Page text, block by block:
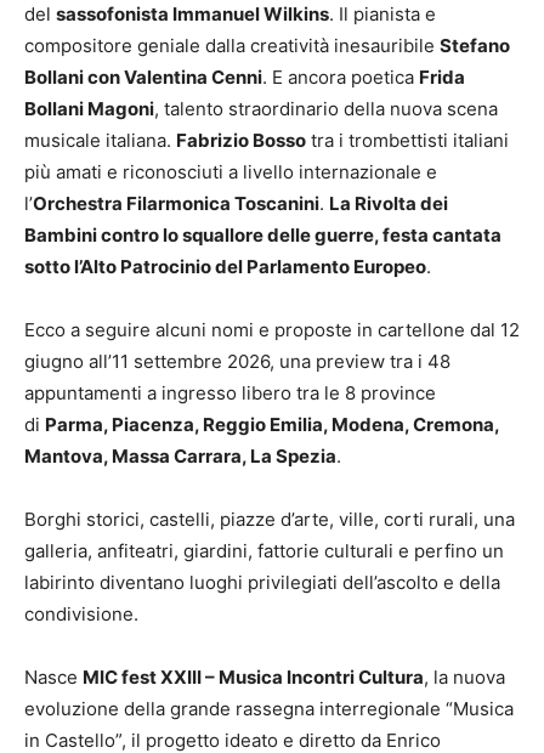
del sassofonista Immanuel Wilkins. Il pianista e
compositore geniale dalla creatività inesauribile Stefano
Bollani con Valentina Cenni. E ancora poetica Frida
Bollani Magoni, talento straordinario della nuova scena
musicale italiana. Fabrizio Bosso tra i trombettisti italiani
più amati e riconosciuti a livello internazionale e
l’Orchestra Filarmonica Toscanini. La Rivolta dei
Bambini contro lo squallore delle guerre, festa cantata
sotto l’Alto Patrocinio del Parlamento Europeo.
Ecco a seguire alcuni nomi e proposte in cartellone dal 12
giugno all’11 settembre 2026, una preview tra i 48
appuntamenti a ingresso libero tra le 8 province
di Parma, Piacenza, Reggio Emilia, Modena, Cremona,
Mantova, Massa Carrara, La Spezia.
Borghi storici, castelli, piazze d’arte, ville, corti rurali, una
galleria, anfiteatri, giardini, fattorie culturali e perfino un
labirinto diventano luoghi privilegiati dell’ascolto e della
condivisione.
Nasce MIC fest XXIII – Musica Incontri Cultura, la nuova
evoluzione della grande rassegna interregionale “Musica
in Castello”, il progetto ideato e diretto da Enrico